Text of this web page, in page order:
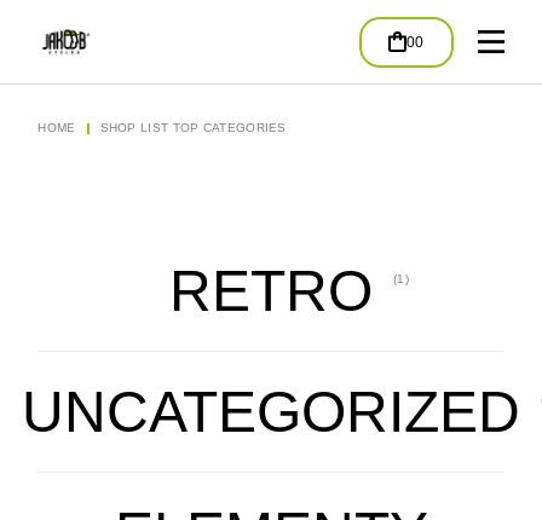
00
HOME SHOP LIST TOP CATEGORIES
RETRO (1)
UNCATEGORIZED